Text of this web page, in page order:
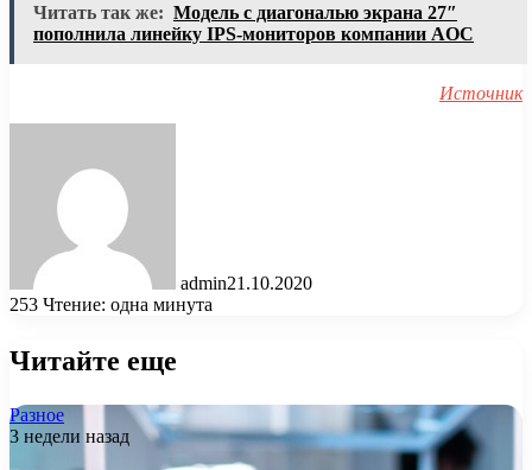
Читать так же: Модель с диагональю экрана 27″
пополнила линейку IPS-мониторов компании AOC
Источник
admin21.10.2020
253 Чтение: одна минута
Читайте еще
Разное
3 недели назад